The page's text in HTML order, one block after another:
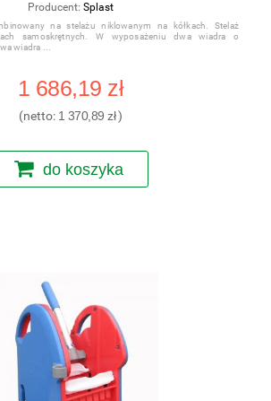
Producent: Splast
na stelażu niklowanym na kółkach. Stelaż
samoskrętnych. W wyposażeniu dwa wiadra o
wiadra
1 686,19 zł
(netto: 1 370,89 zł)
do koszyka